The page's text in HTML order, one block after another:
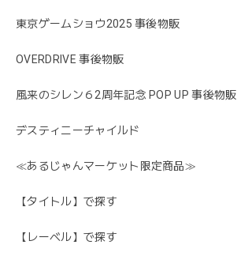
東京ゲームショウ2025 事後物販
OVERDRIVE 事後物販
風来のシレン６2周年記念 POP UP 事後物販
デスティニーチャイルド
≪あるじゃんマーケット限定商品≫
【タイトル】で探す
【レーベル】で探す